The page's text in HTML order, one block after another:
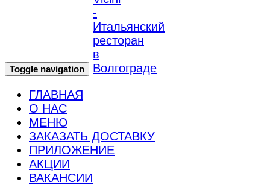
Toggle navigation
ГЛАВНАЯ
О НАС
МЕНЮ
ЗАКАЗАТЬ ДОСТАВКУ
ПРИЛОЖЕНИЕ
АКЦИИ
ВАКАНСИИ